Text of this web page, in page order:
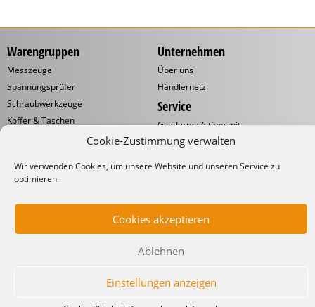
Cookie-Zustimmung verwalten
Wir verwenden Cookies, um unsere Website und unseren Service zu
optimieren.
Cookies akzeptieren
Ablehnen
Einstellungen anzeigen
Warengruppen
Messzeuge
Spannungsprüfer
Schraubwerkzeuge
Koffer & Taschen
Schneidwaren
Industrielampen
Werkstattbedarf
Unternehmen
Über uns
Händlernetz
Service
Gliedermaßstäbe mit
Katalog
Downloads
Lieferbedingungen
Impressum